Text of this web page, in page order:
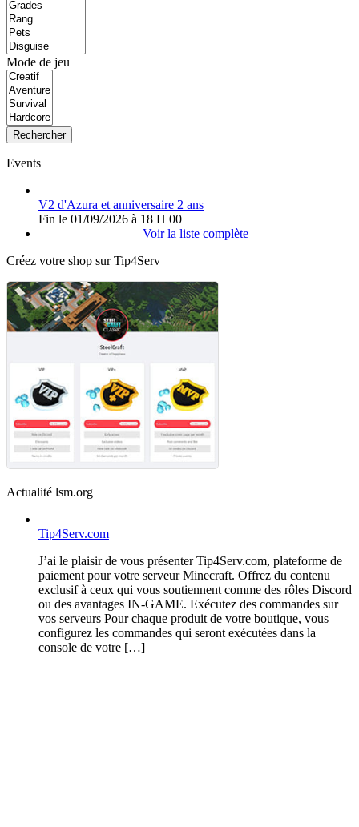
Mode de jeu
Rechercher
Events
V2 d'Azura et anniversaire 2 ans
Fin le 01/09/2026 à 18 H 00
Voir la liste complète
Créez votre shop sur Tip4Serv
Actualité lsm.org
Tip4Serv.com
J’ai le plaisir de vous présenter Tip4Serv.com, plateforme de
paiement pour votre serveur Minecraft. Offrez du contenu
exclusif à ceux qui vous soutiennent comme des rôles Discord
ou des avantages IN-GAME. Exécutez des commandes sur
vos serveurs Pour chaque produit de votre boutique, vous
configurez les commandes qui seront exécutées dans la
console de votre […]